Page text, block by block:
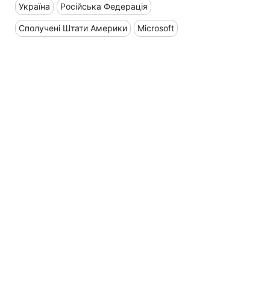
Україна Російська Федерація
Сполучені Штати Америки Microsoft